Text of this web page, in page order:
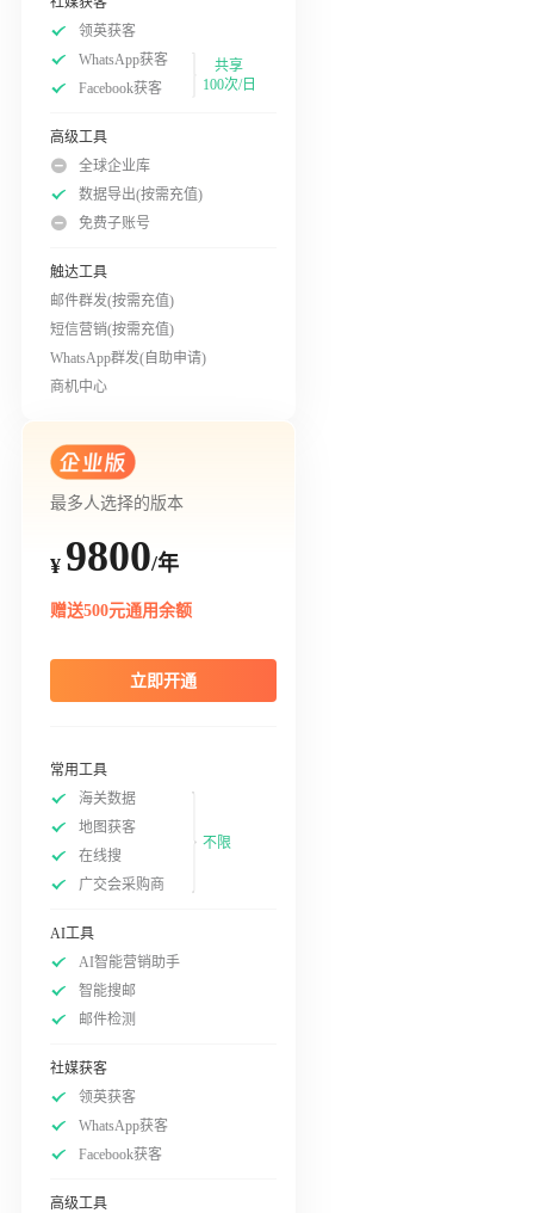
领英获客
WhatsApp获客
Facebook获客
共享
100次/日
高级工具
全球企业库
数据导出(按需充值)
免费子账号
触达工具
邮件群发(按需充值)
短信营销(按需充值)
WhatsApp群发(自助申请)
商机中心
最多人选择的版本
¥ 9800/年
赠送500元通用余额
立即开通
常用工具
海关数据
地图获客
在线搜
广交会采购商
不限
AI工具
AI智能营销助手
智能搜邮
邮件检测
社媒获客
领英获客
WhatsApp获客
Facebook获客
高级工具